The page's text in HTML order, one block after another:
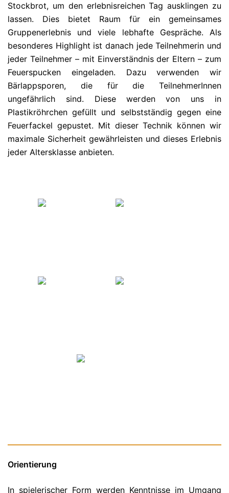
Stockbrot, um den erlebnisreichen Tag ausklingen zu
lassen. Dies bietet Raum für ein gemeinsames
Gruppenerlebnis und viele lebhafte Gespräche. Als
besonderes Highlight ist danach jede Teilnehmerin und
jeder Teilnehmer – mit Einverständnis der Eltern – zum
Feuerspucken eingeladen. Dazu verwenden wir
Bärlappsporen, die für die TeilnehmerInnen
ungefährlich sind. Diese werden von uns in
Plastikröhrchen gefüllt und selbstständig gegen eine
Feuerfackel gepustet. Mit dieser Technik können wir
maximale Sicherheit gewährleisten und dieses Erlebnis
jeder Altersklasse anbieten.
Orientierung
In spielerischer Form werden Kenntnisse im Umgang